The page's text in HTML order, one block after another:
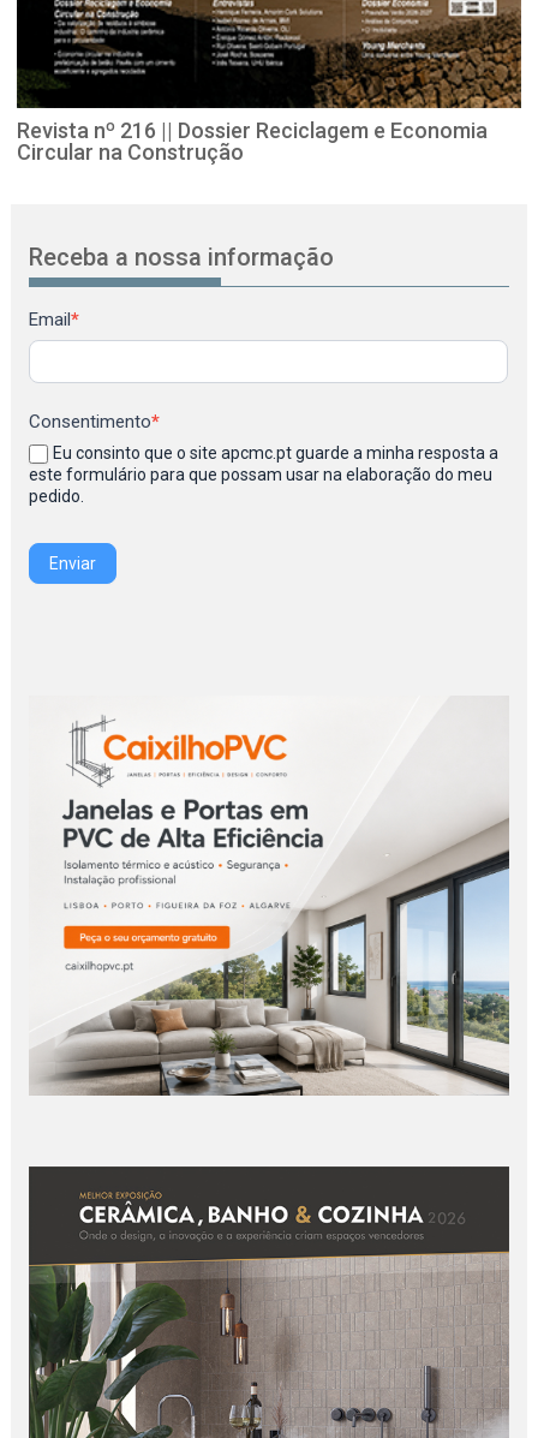
Revista nº 216 || Dossier Reciclagem e Economia
Circular na Construção
Receba a nossa informação
Newsletter
Email*
Consentimento*
Eu consinto que o site apcmc.pt guarde a minha resposta a
este formulário para que possam usar na elaboração do meu
pedido.
Enviar